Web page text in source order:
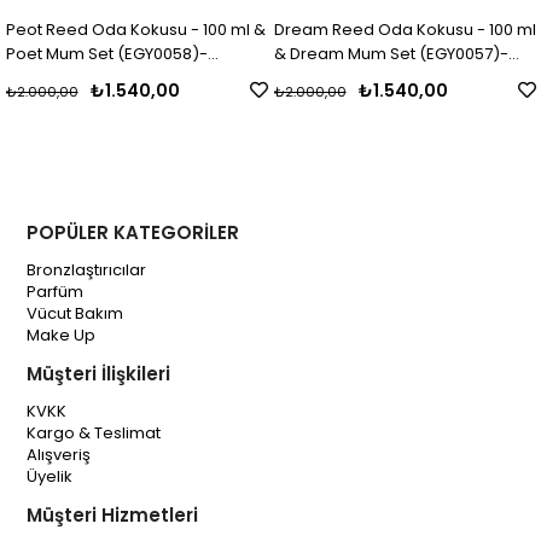
Reed Oda Kokusu - 100 ml &
Set (EGY0058)-
₺1.540,00
Dream Reed Oda Kokusu - 100 ml
& Dream Mum Set (EGY0057)-
(EGY0023)
₺1.540,00
₺2.000,00
&
POPÜLER KATEGORİLER
Bronzlaştırıcılar
Parfüm
Vücut Bakım
Make Up
Müşteri İlişkileri
KVKK
Kargo & Teslimat
Alışveriş
Üyelik
Müşteri Hizmetleri